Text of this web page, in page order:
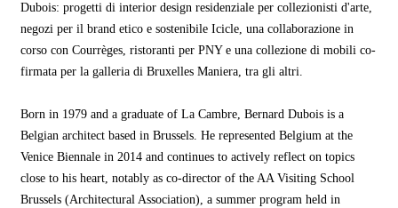
Dubois: progetti di interior design residenziale per collezionisti d'arte,
negozi per il brand etico e sostenibile Icicle, una collaborazione in
corso con Courrèges, ristoranti per PNY e una collezione di mobili co-
firmata per la galleria di Bruxelles Maniera, tra gli altri.
Born in 1979 and a graduate of La Cambre, Bernard Dubois is a
Belgian architect based in Brussels. He represented Belgium at the
Venice Biennale in 2014 and continues to actively reflect on topics
close to his heart, notably as co-director of the AA Visiting School
Brussels (Architectural Association), a summer program held in